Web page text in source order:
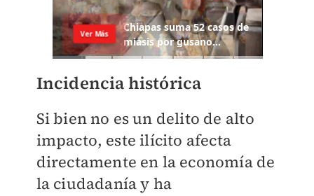
Incidencia histórica
Si bien no es un delito de alto
impacto, este ilícito afecta
directamente en la economía de
la ciudadanía y ha